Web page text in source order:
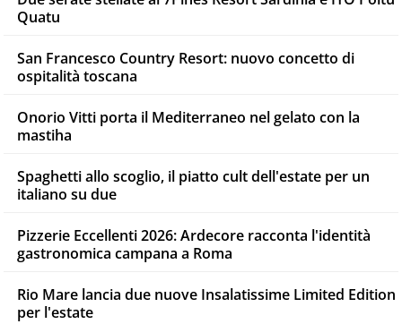
Quatu
San Francesco Country Resort: nuovo concetto di
ospitalità toscana
Onorio Vitti porta il Mediterraneo nel gelato con la
mastiha
Spaghetti allo scoglio, il piatto cult dell'estate per un
italiano su due
Pizzerie Eccellenti 2026: Ardecore racconta l'identità
gastronomica campana a Roma
Rio Mare lancia due nuove Insalatissime Limited Edition
per l'estate